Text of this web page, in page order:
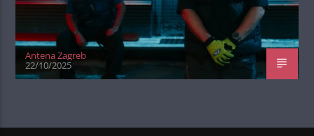
Antena Zagreb
22/10/2025